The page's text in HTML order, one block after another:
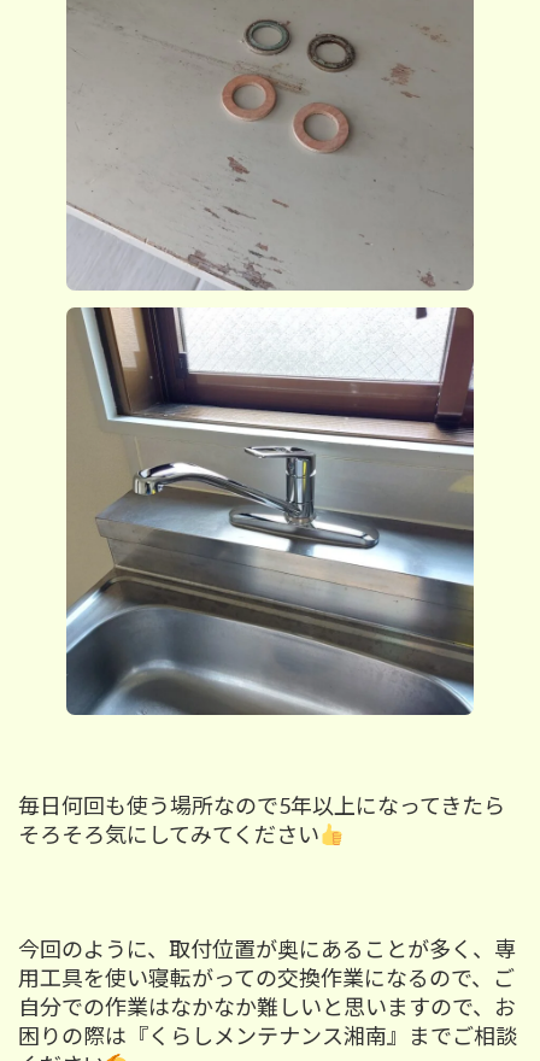
毎日何回も使う場所なので5年以上になってきたら
そろそろ気にしてみてください
今回のように、取付位置が奥にあることが多く、専
用工具を使い寝転がっての交換作業になるので、ご
自分での作業はなかなか難しいと思いますので、お
困りの際は『くらしメンテナンス湘南』までご相談